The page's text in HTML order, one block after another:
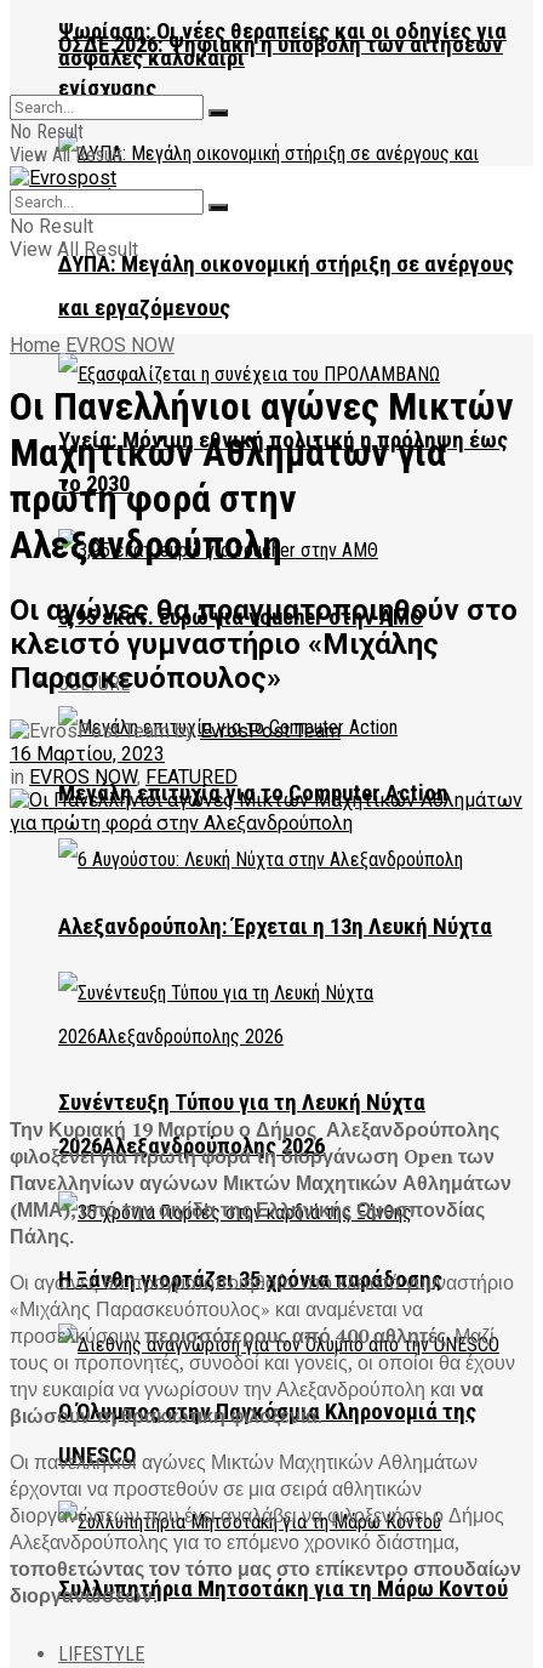
ΟΣΔΕ 2026: Ψηφιακή η υποβολή των αιτήσεων
ενίσχυσης
ΔΥΠΑ: Μεγάλη οικονομική στήριξη σε ανέργους
και εργαζόμενους
Υγεία: Μόνιμη εθνική πολιτική η πρόληψη έως
το 2030
3,95 εκατ. ευρώ για voucher στην ΑΜΘ
CULTURE
Μεγάλη επιτυχία για το Computer Action
Αλεξανδρούπολη: Έρχεται η 13η Λευκή Νύχτα
Συνέντευξη Τύπου για τη Λευκή Νύχτα
2026Αλεξανδρούπολης 2026
Η Ξάνθη γιορτάζει 35 χρόνια παράδοσης
Ο Όλυμπος στην Παγκόσμια Κληρονομιά της
UNESCO
Συλλυπητήρια Μητσοτάκη για τη Μάρω Κοντού
LIFESTYLE
Ψωρίαση: Οι νέες θεραπείες και οι οδηγίες για
ασφαλές καλοκαίρι
No Result
View All Result
No Result
View All Result
Home EVROS NOW
Οι Πανελλήνιοι αγώνες Μικτών
Μαχητικών Αθλημάτων για
πρώτη φορά στην
Αλεξανδρούπολη
Οι αγώνες θα πραγματοποιηθούν στο
κλειστό γυμναστήριο «Μιχάλης
Παρασκευόπουλος»
by EvrosPost Team
16 Μαρτίου, 2023
in EVROS NOW, FEATURED
Την Κυριακή 19 Μαρτίου ο Δήμος Αλεξανδρούπολης
φιλοξενεί για πρώτη φορά τη διοργάνωση Open των
Πανελληνίων αγώνων Μικτών Μαχητικών Αθλημάτων
(ΜΜΑ), υπό την αιγίδα της Ελληνικής Ομοσπονδίας
Πάλης.
Οι αγώνες θα πραγματοποιηθούν στο κλειστό γυμναστήριο
«Μιχάλης Παρασκευόπουλος» και αναμένεται να
προσελκύσουνπερισσότερους από 400 αθλητές. Μαζί
τους οι προπονητές, συνοδοί και γονείς, οι οποίοι θα έχουν
την ευκαιρία να γνωρίσουν την Αλεξανδρούπολη και να
βιώσουν τη θρακιώτικη φιλοξενία.
Οι πανελλήνιοι αγώνες Μικτών Μαχητικών Αθλημάτων
έρχονται να προστεθούν σε μια σειρά αθλητικών
διοργανώσεων που έχει αναλάβει να φιλοξενήσει ο Δήμος
Αλεξανδρούπολης για το επόμενο χρονικό διάστημα,
τοποθετώντας τον τόπο μας στο επίκεντρο σπουδαίων
διοργανώσεων.